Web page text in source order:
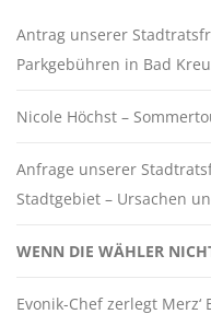
Antrag unserer
Parkgebühren in Bad
Nicole Höchst –
Anfrage unserer
Stadtgebiet – Ursachen
WENN DIE WÄHLER
Evonik-Chef zerlegt